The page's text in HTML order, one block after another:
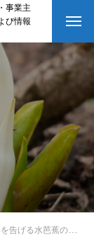
事業主
び情報
告げる水芭蕉の花 No３！